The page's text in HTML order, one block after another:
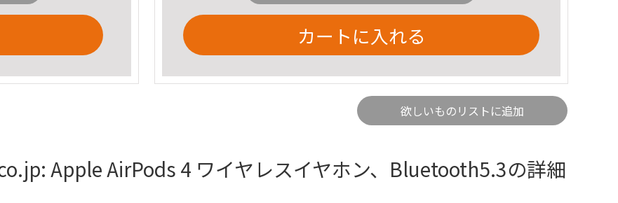
カートに入れる
欲しいものリストに追加
Apple AirPods 4 ワイヤレスイヤホン、Bluetooth5.3の詳細